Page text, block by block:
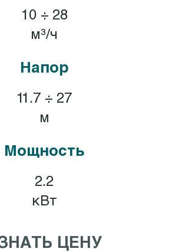
10 ÷ 28
м³/ч
Напор
11.7 ÷ 27
м
Мощность
2.2
кВт
ЦЕНУ